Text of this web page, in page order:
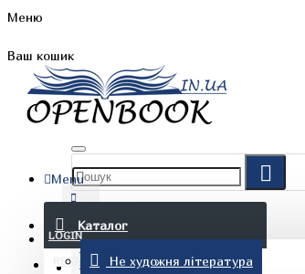
Меню
Ваш кошик
БЛОГ
Menu
Каталог
Не художня література
LOGIN
REGISTER